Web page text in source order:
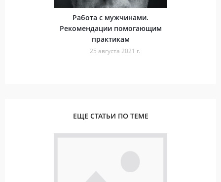
Работа с мужчинами.
Рекомендации помогающим
практикам
25 августа 2021 г.
ЕЩЕ СТАТЬИ ПО ТЕМЕ